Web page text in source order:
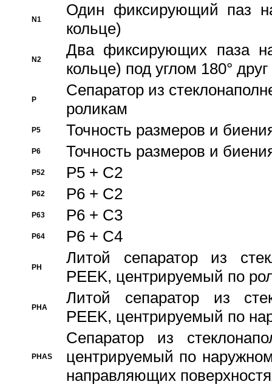
N1
Один фиксирующий паз
кольце)
N2
Два фиксирующих паза
кольце) под углом 180° друг
P
Cепаратор из
роликам
P5 Точность размеров и
P6 Точность размеров и
P52 P5 + C2
P62 P6 + C2
P63 P6 + C3
P64 P6 + C4
PH
Литой сепаратор из
PEEK, центрируемый по
PHA
Литой сепаратор из
PEEK, центрируемый по
PHAS
Сепаратор из
центрируемый по
направляющих